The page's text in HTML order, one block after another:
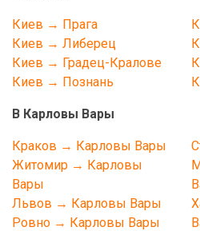
Киев → Прага
Киев → Либерец
Киев → Градец-Кралове
Киев → Познань
В Карловы Вары
Краков → Карловы Вары
Житомир → Карловы
Вары
Львов → Карловы Вары
Ровно → Карловы Вары